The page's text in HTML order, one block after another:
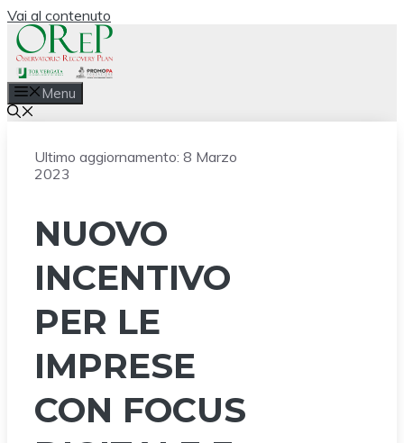
Vai al contenuto
Menu
Ultimo aggiornamento: 8 Marzo
2023
NUOVO
INCENTIVO
PER LE
IMPRESE
CON FOCUS